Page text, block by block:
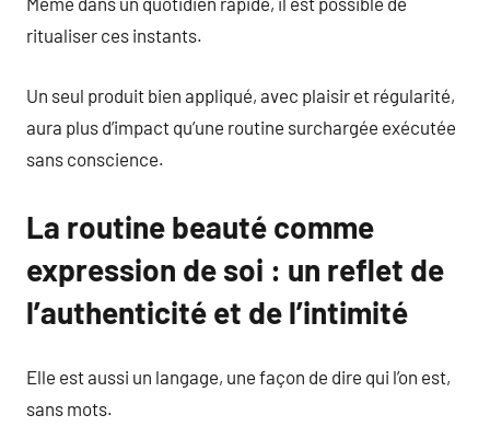
ritualiser ces instants.
Un seul produit bien appliqué, avec plaisir et régularité,
aura plus d’impact qu’une routine surchargée exécutée
sans conscience.
La routine beauté comme
expression de soi : un reflet de
l’authenticité et de l’intimité
Elle est aussi un langage, une façon de dire qui l’on est,
sans mots.